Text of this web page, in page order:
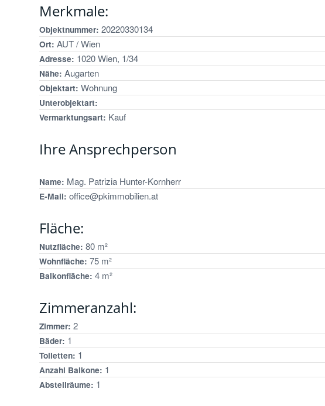
Merkmale:
Objektnummer: 20220330134
Ort: AUT / Wien
Adresse: 1020 Wien, 1/34
Nähe: Augarten
Objektart: Wohnung
Unterobjektart:
Vermarktungsart: Kauf
Ihre Ansprechperson
Name: Mag. Patrizia Hunter-Kornherr
E-Mail: office@pkimmobilien.at
Fläche:
Nutzfläche: 80 m²
Wohnfläche: 75 m²
Balkonfläche: 4 m²
Zimmeranzahl:
Zimmer: 2
Bäder: 1
Toiletten: 1
Anzahl Balkone: 1
Abstellräume: 1